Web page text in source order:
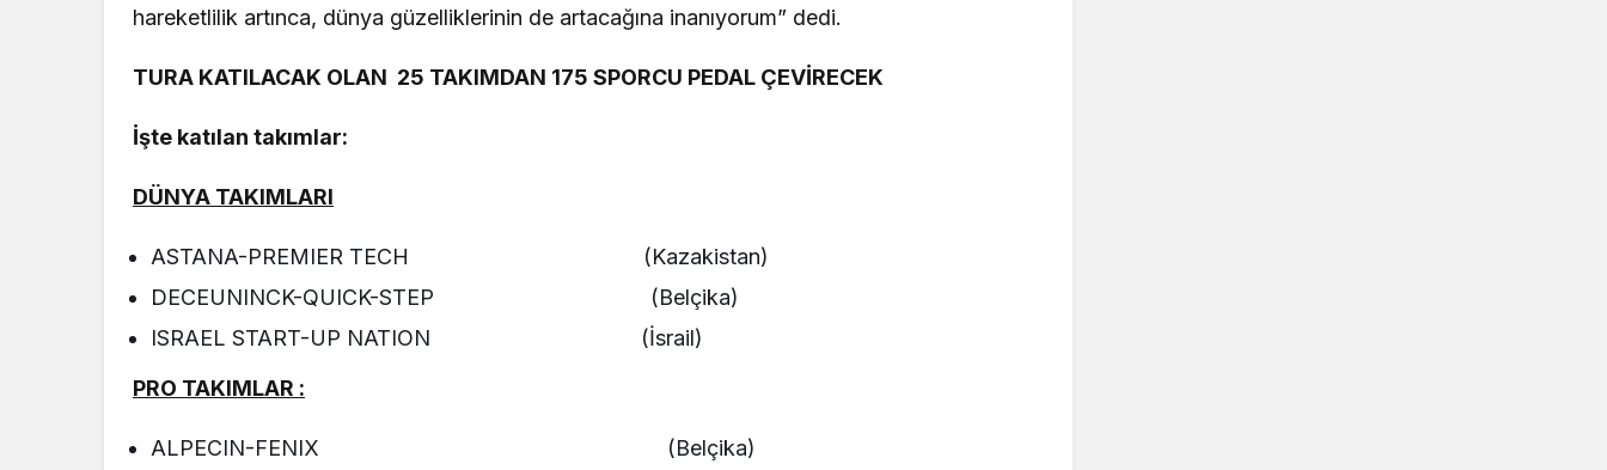
hareketlilik artınca, dünya güzelliklerinin de artacağına inanıyorum” dedi.
TURA KATILACAK OLAN 25 TAKIMDAN 175 SPORCU PEDAL ÇEVİRECEK
İşte katılan takımlar:
DÜNYA TAKIMLARI
ASTANA-PREMIER TECH (Kazakistan)
DECEUNINCK-QUICK-STEP (Belçika)
ISRAEL START-UP NATION (İsrail)
PRO TAKIMLAR :
ALPECIN-FENIX (Belçika)